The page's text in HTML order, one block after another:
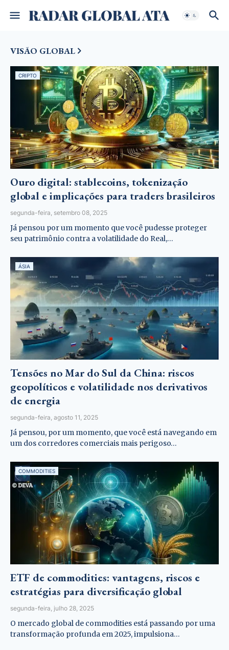
VISÃO GLOBAL
CRIPTO
Ouro digital: stablecoins, tokenização
global e implicações para traders brasileiros
segunda-feira, setembro 08, 2025
Já pensou por um momento que você pudesse proteger
seu patrimônio contra a volatilidade do Real,…
ÁSIA
Tensões no Mar do Sul da China: riscos
geopolíticos e volatilidade nos derivativos
de energia
segunda-feira, agosto 11, 2025
Já pensou, por um momento, que você está navegando em
um dos corredores comerciais mais perigoso…
COMMODITIES
ETF de commodities: vantagens, riscos e
estratégias para diversificação global
segunda-feira, julho 28, 2025
O mercado global de commodities está passando por uma
transformação profunda em 2025, impulsiona…